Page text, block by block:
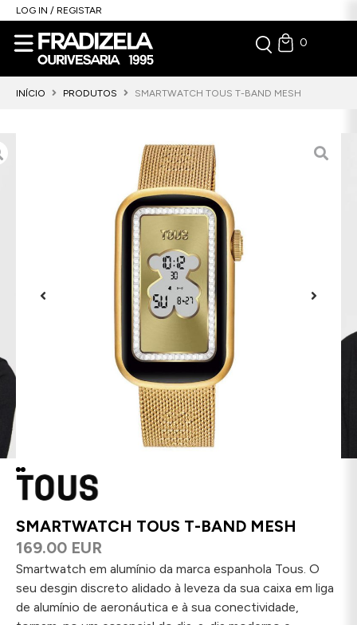
LOG IN / REGISTAR
0
INÍCIO PRODUTOS SMARTWATCH TOUS T-BAND MESH
SMARTWATCH TOUS T-BAND MESH
169.00 EUR
Smartwatch em alumínio da marca espanhola Tous. O
seu desgin discreto alidado à leveza da sua caixa em liga
de alumínio de aeronáutica e à sua conectividade,